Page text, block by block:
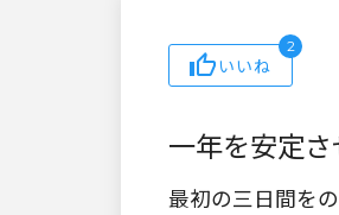
いいね
2
一年を安定
最初の三日間を